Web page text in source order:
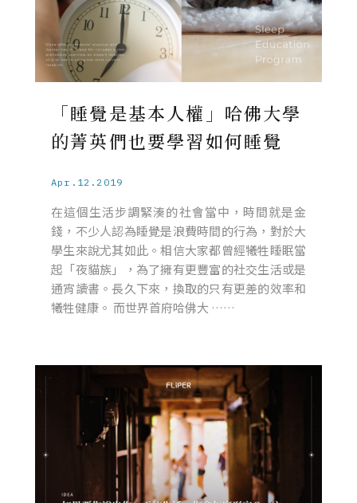
「睡覺是基本人權」哈佛大學
的菁英們也要學習如何睡覺
Apr.12.2019
在這個生活步調緊湊的社會當中，時間就是金
錢，不少人認為睡覺是浪費時間的行為，對於大
學生來說尤其如此。相信大家都曾經犧牲睡眠當
起「夜貓族」，為了擁有更豐富的社交生活或是
通宵讀書。長久下來，換取的只有更差的效率和
犧牲健康。 而世界首府哈佛大 ……